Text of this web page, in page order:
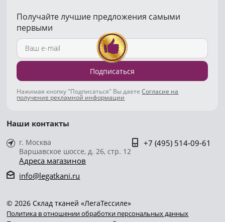
Получайте лучшие предложения самыми
первыми
Подписаться
Нажимая кнопку "Подписаться" Вы даетеСогласие на
получение рекламной информации
Наши контакты
г. Москва
Варшавское шоссе, д. 26, стр. 12
Адреса магазинов
+7 (495) 514-09-61
info@legatkani.ru
© 2026 Склад тканей «ЛегаТессиле»
Политика в отношении обработки персональных данных